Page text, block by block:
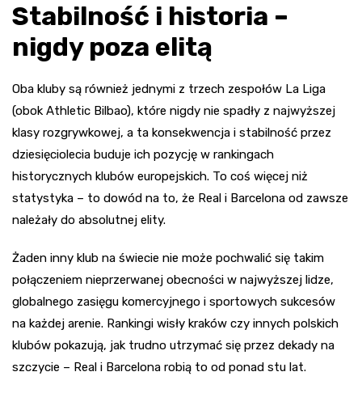
Stabilność i historia –
nigdy poza elitą
Oba kluby są również jednymi z trzech zespołów La Liga
(obok Athletic Bilbao), które nigdy nie spadły z najwyższej
klasy rozgrywkowej, a ta konsekwencja i stabilność przez
dziesięciolecia buduje ich pozycję w rankingach
historycznych klubów europejskich. To coś więcej niż
statystyka – to dowód na to, że Real i Barcelona od zawsze
należały do absolutnej elity.
Żaden inny klub na świecie nie może pochwalić się takim
połączeniem nieprzerwanej obecności w najwyższej lidze,
globalnego zasięgu komercyjnego i sportowych sukcesów
na każdej arenie. Rankingi wisły kraków czy innych polskich
klubów pokazują, jak trudno utrzymać się przez dekady na
szczycie – Real i Barcelona robią to od ponad stu lat.